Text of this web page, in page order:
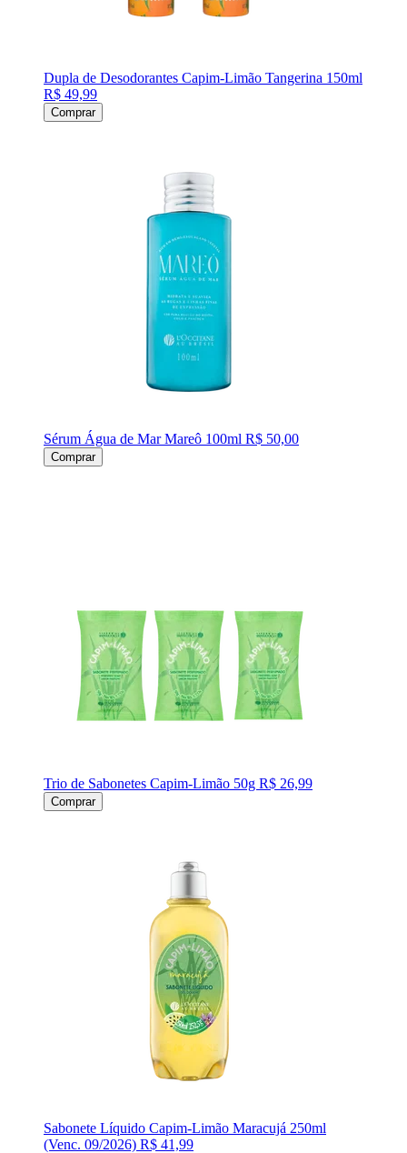
Dupla de Desodorantes Capim-Limão Tangerina 150ml
R$ 49,99
Comprar
Sérum Água de Mar Mareô 100ml R$ 50,00
Comprar
Trio de Sabonetes Capim-Limão 50g R$ 26,99
Comprar
Sabonete Líquido Capim-Limão Maracujá 250ml
(Venc. 09/2026) R$ 41,99